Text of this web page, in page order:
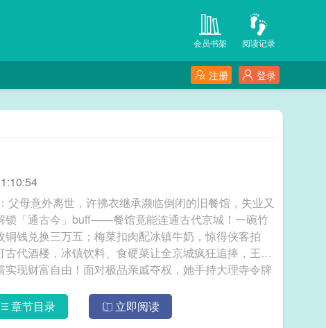
阅读记录
会员书架
登录
注册
母意外离世，许拂衣继承濒临倒闭的旧餐馆，失业又
锁「通古今」buff——餐馆竟能连通古代京城！一碗竹
钱兑换三万五；梅菜扣肉配冰镇牛奶，惊得侠客拍
代酒楼，冰镇饮料、食硬菜让全京城疯狂追捧，王公
现财富自由！面对极品亲戚夺权，她手持大理寺令牌
了！”小提示：本文主打「古今美食碰撞+赚钱逆袭爽
文」，无虐点，有贵人相助，有财富暴击，轻松躺赢不费脑～ 在古代卖预制菜，全京城都抢疯了
章节目录 立即阅读